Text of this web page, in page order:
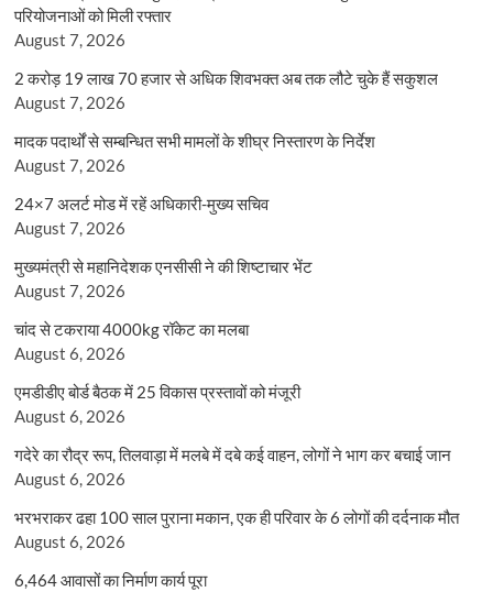
परियोजनाओं को मिली रफ्तार
August 7, 2026
2 करोड़ 19 लाख 70 हजार से अधिक शिवभक्त अब तक लौटे चुके हैं सकुशल
August 7, 2026
मादक पदार्थों से सम्बन्धित सभी मामलों के शीघ्र निस्तारण के निर्देश
August 7, 2026
24×7 अलर्ट मोड में रहें अधिकारी-मुख्य सचिव
August 7, 2026
मुख्यमंत्री से महानिदेशक एनसीसी ने की शिष्टाचार भेंट
August 7, 2026
चांद से टकराया 4000kg रॉकेट का मलबा
August 6, 2026
एमडीडीए बोर्ड बैठक में 25 विकास प्रस्तावों को मंजूरी
August 6, 2026
गदेरे का रौद्र रूप, तिलवाड़ा में मलबे में दबे कई वाहन, लोगों ने भाग कर बचाई जान
August 6, 2026
भरभराकर ढहा 100 साल पुराना मकान, एक ही परिवार के 6 लोगों की दर्दनाक मौत
August 6, 2026
6,464 आवासों का निर्माण कार्य पूरा